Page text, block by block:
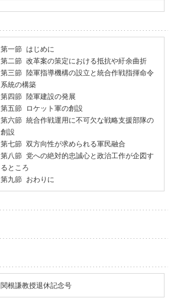
第一節 はじめに
第二節 改革案の策定における抵抗や紆余曲折
第三節 陸軍指導機構の設立と統合作戦指揮命令
系統の構築
第四節 陸軍建設の発展
第五節 ロケット軍の創設
第六節 統合作戦運用に不可欠な戦略支援部隊の
創設
第七節 双方向性が求められる軍民融合
第八節 党への絶対的忠誠心と政治工作が企図す
るところ
第九節 おわりに
関根謙教授退休記念号